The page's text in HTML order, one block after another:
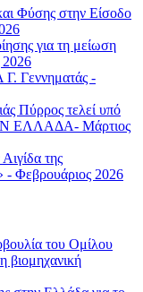
Φύσης στην Είσοδο
για τη μείωση
2026
Γ. Γεννηματάς -
Πύρρος τελεί υπό
ΕΛΛΑΔΑ- Μάρτιος
της
2026
του Ομίλου